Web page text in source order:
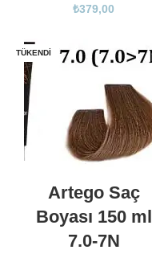
₺379,00
TÜKENDI
Artego Saç
Boyası 150 ml
7.0-7N